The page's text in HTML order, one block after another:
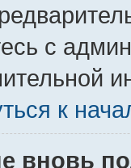
с
к
вновь